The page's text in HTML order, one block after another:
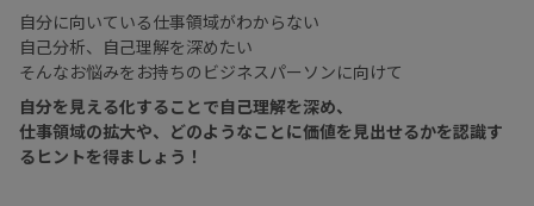
自分に向いている仕事領域がわからない
自己分析、自己理解を深めたい
そんなお悩みをお持ちのビジネスパーソンに向けて
自分を見える化することで自己理解を深め、
仕事領域の拡大や、どのようなことに価値を見出せるかを認識す
るヒントを得ましょう！